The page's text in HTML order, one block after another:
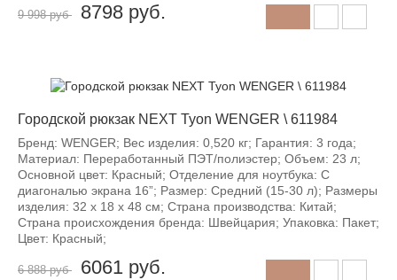
9 998 руб 8798 руб.
Городской рюкзак NEXT Tyon WENGER \ 611984
Бренд: WENGER; Вес изделия: 0,520 кг; Гарантия: 3 года;
Материал: Переработанный ПЭТ/полиэстер; Объем: 23 л;
Основной цвет: Красный; Отделение для ноутбука: С
диагональю экрана 16”; Размер: Средний (15-30 л); Размеры
изделия: 32 х 18 х 48 см; Страна производства: Китай;
Страна происхождения бренда: Швейцария; Упаковка: Пакет;
Цвет: Красный;
6 888 руб
-12%
6061 руб.